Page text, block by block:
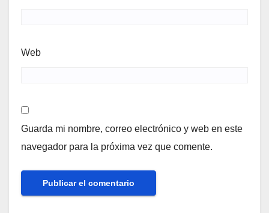
Web
Guarda mi nombre, correo electrónico y web en este
navegador para la próxima vez que comente.